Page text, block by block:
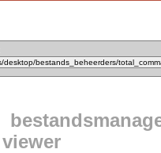
viewer